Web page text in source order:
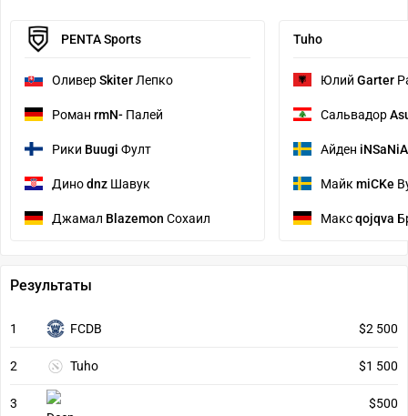
PENTA Sports
ОливерSkiter Лепко
Роман rmN- Палей
Рики Buugi Фулт
Диноdnz Шавук
Джамал Blazemon Сохаил
Tuho
Юлий Garter
Сальвадор
Айден iNSaNiA
Майк miCKe
Максqojqva
Результаты
1 FCDB $2 500
2 Tuho $1 500
3
$500